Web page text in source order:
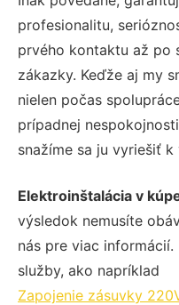
profesionalitu,
prvého kontaktu až po
zákazky. Keďže aj my
nielen počas
prípadnej
snažíme sa ju vyriešiť
Elektroinštalácia v
výsledok nemusíte
nás pre viac
služby, ako napríklad
Zapojenie zásuvky